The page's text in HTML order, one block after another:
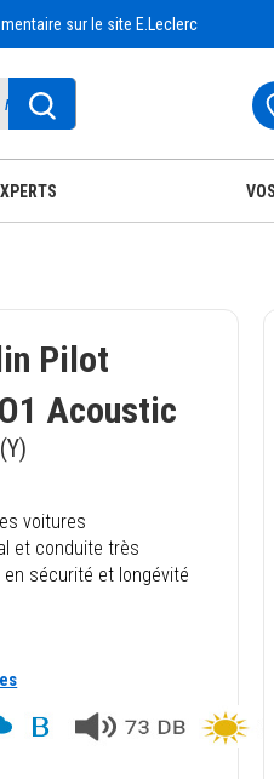
sur le site E.Leclerc
Pilot
Acoustic
voitures
et conduite très
sécurité et longévité